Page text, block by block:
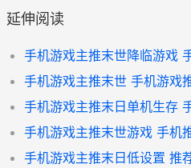
延伸阅读
手机游戏主推末世降临游戏
手机游戏主推末世 手机游戏
手机游戏主推末日单机生存
手机游戏主推末世游戏 手机
手机游戏主推末日低设置 推